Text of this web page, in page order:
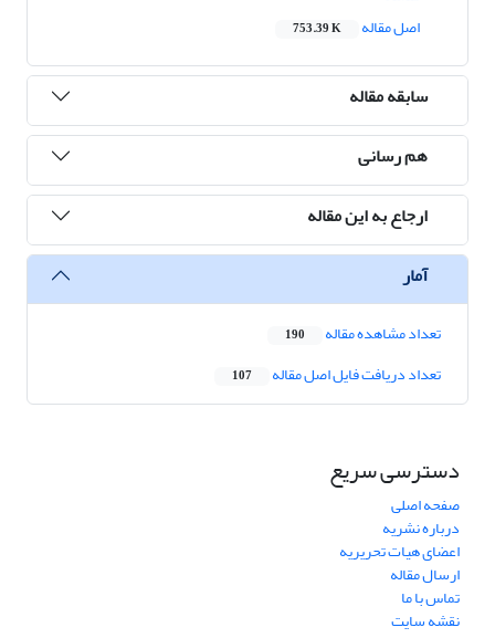
اصل مقاله
753.39 K
سابقه مقاله
هم رسانی
ارجاع به این مقاله
آمار
تعداد مشاهده مقاله 190
تعداد دریافت فایل اصل مقاله 107
دسترسی سریع
صفحه اصلی
درباره نشریه
اعضای هیات تحریریه
ارسال مقاله
تماس با ما
نقشه سایت